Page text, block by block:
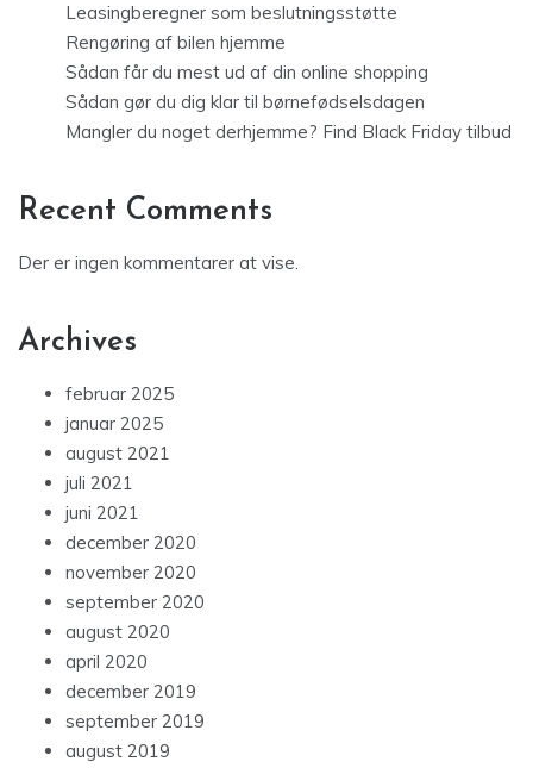
Leasingberegner som beslutningsstøtte
Rengøring af bilen hjemme
Sådan får du mest ud af din online shopping
Sådan gør du dig klar til børnefødselsdagen
Mangler du noget derhjemme? Find Black Friday tilbud
Recent Comments
Der er ingen kommentarer at vise.
Archives
februar 2025
januar 2025
august 2021
juli 2021
juni 2021
december 2020
november 2020
september 2020
august 2020
april 2020
december 2019
september 2019
august 2019